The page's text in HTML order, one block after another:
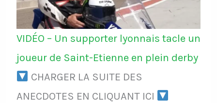
VIDÉO – Un supporter lyonnais tacle un
joueur de Saint-Etienne en plein derby
CHARGER LA SUITE DES
ANECDOTES EN CLIQUANT ICI